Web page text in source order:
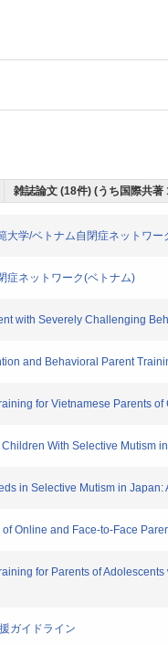
雑誌論文 (18件) (うち国際共
大学/ベトナム自閉症ネットワー
症ネットワーク(ベトナム)
with Severely Challenging
and Behavioral Parent
for Vietnamese Parents
With Selective Mutism
in Selective Mutism in Japan:
Online and Face-to-Face
for Parents of
ガイドライン